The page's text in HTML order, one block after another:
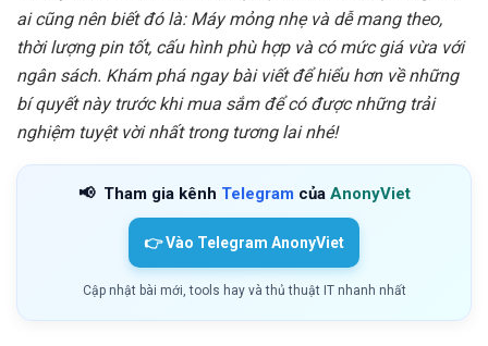
ai cũng nên biết đó là: Máy mỏng nhẹ và dễ mang theo,
thời lượng pin tốt, cấu hình phù hợp và có mức giá vừa với
ngân sách. Khám phá ngay bài viết để hiểu hơn về những
bí quyết này trước khi mua sắm để có được những trải
nghiệm tuyệt vời nhất trong tương lai nhé!
📢 Tham gia kênh Telegram của AnonyViet
👉 Vào Telegram AnonyViet
Cập nhật bài mới, tools hay và thủ thuật IT nhanh nhất